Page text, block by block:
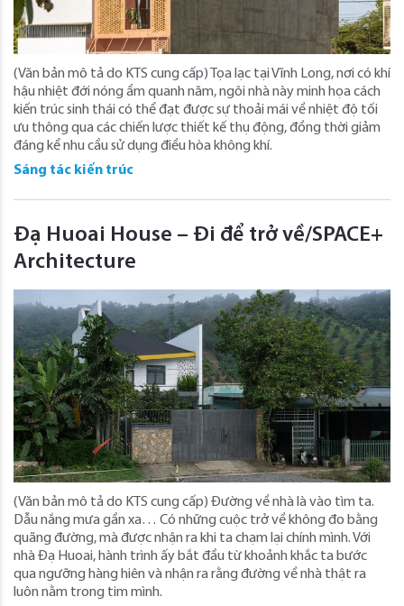
(Văn bản mô tả do KTS cung cấp) Tọa lạc tại Vĩnh Long, nơi có khí
hậu nhiệt đới nóng ẩm quanh năm, ngôi nhà này minh họa cách
kiến ​​trúc sinh thái có thể đạt được sự thoải mái về nhiệt độ tối
ưu thông qua các chiến lược thiết kế thụ động, đồng thời giảm
đáng kể nhu cầu sử dụng điều hòa không khí.
Sáng tác kiến trúc
Đạ Huoai House – Đi để trở về/SPACE+
Architecture
(Văn bản mô tả do KTS cung cấp) Đường về nhà là vào tìm ta.
Dẫu nắng mưa gần xa… Có những cuộc trở về không đo bằng
quãng đường, mà được nhận ra khi ta chạm lại chính mình. Với
nhà Đạ Huoai, hành trình ấy bắt đầu từ khoảnh khắc ta bước
qua ngưỡng hàng hiên và nhận ra rằng đường về nhà thật ra
luôn nằm trong tim mình.